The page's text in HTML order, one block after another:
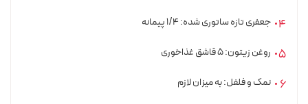
جعفری تازه ساتوری شده: ۱/۴ پیمانه
روغن زیتون: ۵ قاشق غذاخوری
نمک و فلفل: به میزان لازم